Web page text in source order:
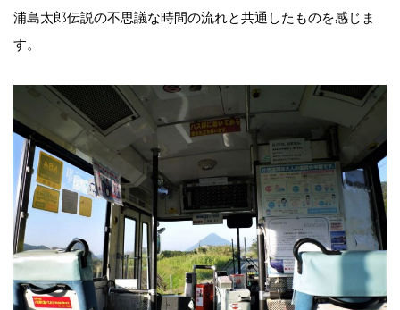
浦島太郎伝説の不思議な時間の流れと共通したものを感じま
す。